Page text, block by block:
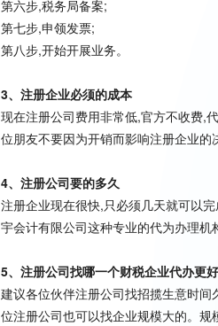
第六步,税务局备案;
第七步,申领发票;
第八步,开始开展业务。
3、注册企业必须的成本
现在注册公司费用非常低,官方不收费,
位朋友不要因为开销而影响注册企业的
4、注册公司要的多久
注册企业现在很快,只必须几天就可以
宇会计有限公司这种专业的代为办理机
5、注册公司找哪一个财税企业代办更
建议各位伙伴注册公司找招揽生意时
位注册公司也可以找企业规模大的。规